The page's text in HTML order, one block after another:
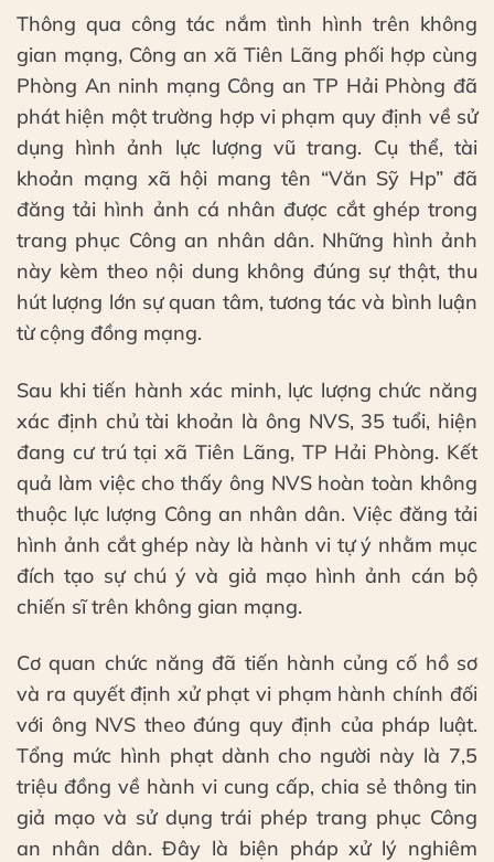
Thông qua công tác nắm tình hình trên không
gian mạng, Công an xã Tiên Lãng phối hợp cùng
Phòng An ninh mạng Công an TP Hải Phòng đã
phát hiện một trường hợp vi phạm quy định về sử
dụng hình ảnh lực lượng vũ trang. Cụ thể, tài
khoản mạng xã hội mang tên “Văn Sỹ Hp” đã
đăng tải hình ảnh cá nhân được cắt ghép trong
trang phục Công an nhân dân. Những hình ảnh
này kèm theo nội dung không đúng sự thật, thu
hút lượng lớn sự quan tâm, tương tác và bình luận
từ cộng đồng mạng.
Sau khi tiến hành xác minh, lực lượng chức năng
xác định chủ tài khoản là ông NVS, 35 tuổi, hiện
đang cư trú tại xã Tiên Lãng, TP Hải Phòng. Kết
quả làm việc cho thấy ông NVS hoàn toàn không
thuộc lực lượng Công an nhân dân. Việc đăng tải
hình ảnh cắt ghép này là hành vi tự ý nhằm mục
đích tạo sự chú ý và giả mạo hình ảnh cán bộ
chiến sĩ trên không gian mạng.
Cơ quan chức năng đã tiến hành củng cố hồ sơ
và ra quyết định xử phạt vi phạm hành chính đối
với ông NVS theo đúng quy định của pháp luật.
Tổng mức hình phạt dành cho người này là 7,5
triệu đồng về hành vi cung cấp, chia sẻ thông tin
giả mạo và sử dụng trái phép trang phục Công
an nhân dân. Đây là biện pháp xử lý nghiêm